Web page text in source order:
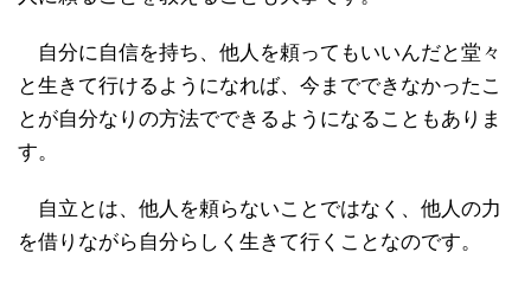
自分に自信を持ち、他人を頼ってもいいんだと堂々
と生きて行けるようになれば、今までできなかったこ
とが自分なりの方法でできるようになることもありま
す。
自立とは、他人を頼らないことではなく、他人の力
を借りながら自分らしく生きて行くことなのです。